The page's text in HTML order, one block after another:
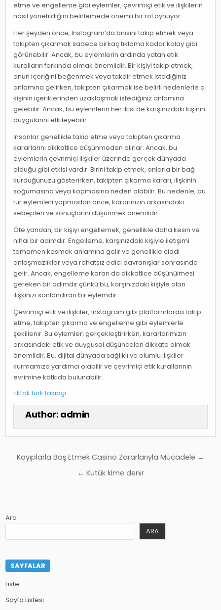
etme ve engelleme gibi eylemler, çevrimiçi etik ve ilişkilerin
nasıl yönetildiğini belirlemede önemli bir rol oynuyor.
Her şeyden önce, Instagram’da birisini takip etmek veya
takipten çıkarmak sadece birkaç tıklama kadar kolay gibi
görünebilir. Ancak, bu eylemlerin ardında yatan etik
kuralların farkında olmak önemlidir. Bir kişiyi takip etmek,
onun içeriğini beğenmek veya takdir etmek istediğiniz
anlamına gelirken, takipten çıkarmak ise belirli nedenlerle o
kişinin içeriklerinden uzaklaşmak istediğiniz anlamına
gelebilir. Ancak, bu eylemlerin her ikisi de karşınızdaki kişinin
duygularını etkileyebilir.
İnsanlar genellikle takip etme veya takipten çıkarma
kararlarını dikkatlice düşünmeden alırlar. Ancak, bu
eylemlerin çevrimiçi ilişkiler üzerinde gerçek dünyada
olduğu gibi etkisi vardır. Birini takip etmek, onlarla bir bağ
kurduğunuzu gösterirken, takipten çıkarma kararı, ilişkinin
soğumasına veya kopmasına neden olabilir. Bu nedenle, bu
tür eylemleri yapmadan önce, kararınızın arkasındaki
sebepleri ve sonuçlarını düşünmek önemlidir.
Öte yandan, bir kişiyi engellemek, genellikle daha kesin ve
nihai bir adımdır. Engelleme, karşınızdaki kişiyle iletişimi
tamamen kesmek anlamına gelir ve genellikle ciddi
anlaşmazlıklar veya rahatsız edici davranışlar sonrasında
gelir. Ancak, engelleme kararı da dikkatlice düşünülmesi
gereken bir adımdır çünkü bu, karşınızdaki kişiyle olan
ilişkinizi sonlandıran bir eylemdir.
Çevrimiçi etik ve ilişkiler, Instagram gibi platformlarda takip
etme, takipten çıkarma ve engelleme gibi eylemlerle
şekillenir. Bu eylemleri gerçekleştirirken, kararlarımızın
arkasındaki etik ve duygusal düşünceleri dikkate almak
önemlidir. Bu, dijital dünyada sağlıklı ve olumlu ilişkiler
kurmamıza yardımcı olabilir ve çevrimiçi etik kurallarının
evrimine katkıda bulunabilir.
tiktok türk takipçi
Author: admin
Yazı
gezinmesi
Kayıplarla Baş Etmek Casino Zararlarıyla Mücadele →
← Kütük kime denir
Ara
ARA
SAYFALAR
Liste
Sayfa Listesi